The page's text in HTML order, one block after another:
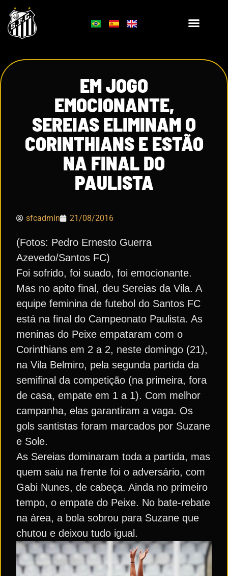
EM JOGO
EMOCIONANTE,
SEREIAS ELIMINAM O
CORINTHIANS E ESTÃO
NA FINAL DO
PAULISTA
sfcadmin 21/08/2016
(Fotos: Pedro Ernesto Guerra
Azevedo/Santos FC)
Foi sofrido, foi suado, foi emocionante.
Mas no apito final, deu Sereias da Vila. A
equipe feminina de futebol do Santos FC
está na final do Campeonato Paulista. As
meninas do Peixe empataram com o
Corinthians em 2 a 2, neste domingo (21),
na Vila Belmiro, pela segunda partida da
semifinal da competição (na primeira, fora
de casa, empate em 1 a 1). Com melhor
campanha, elas garantiram a vaga. Os
gols santistas foram marcados por Suzane
e Sole.
As Sereias dominaram toda a partida, mas
quem saiu na frente foi o adversário, com
Gabi Nunes, de cabeça. Ainda no primeiro
tempo, o empate do Peixe. No bate-rebate
na área, a bola sobrou para Suzane que
chutou e deixou tudo igual.